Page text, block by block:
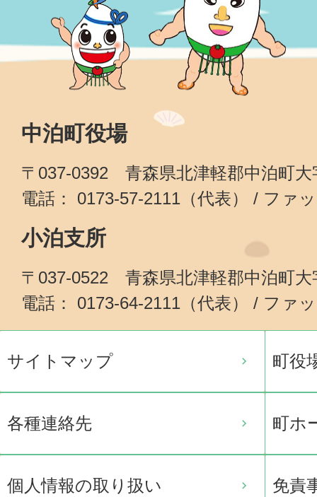
中泊町役場
〒037-0392 青森県北津軽郡中泊町大
電話： 0173-57-2111（代表） / ファ
小泊支所
〒037-0522 青森県北津軽郡中泊町大
電話： 0173-64-2111（代表） / ファ
サイトマップ 町役
各種連絡先 町ホ
個人情報の取り扱い 免責